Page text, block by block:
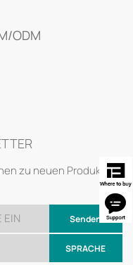
ODM
zu neuen Produkten,
Senden
SPRACHE